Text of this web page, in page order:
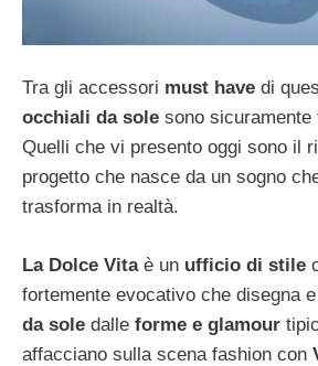
Tra gli accessori must have di
occhiali da sole sono
Quelli che vi presento oggi sono il
progetto che nasce da un sogno
trasforma in realtà.
La Dolce Vitaè un ufficio di stile
fortemente evocativo che disegna
da sole dalle forme e glamour
affacciano sulla scena fashion con